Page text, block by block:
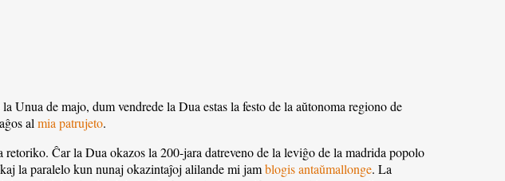
Unua de majo, dum vendrede la Dua estas la festo de la aŭtonoma regiono de
almia patrujeto.
Ĉar la Dua okazos la 200-jara datreveno de la leviĝo de la madrida popolo
la paralelo kun nunaj okazintaĵoj alilande mi jamblogis antaŭmallonge. La